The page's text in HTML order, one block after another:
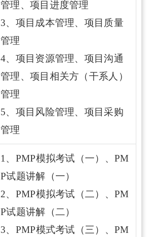
管理、项目进度管理
3、项目成本管理、项目质量
管理
4、项目资源管理、项目沟通
管理、项目相关方（干系人）
管理
5、项目风险管理、项目采购
管理
1、PMP模拟考试（一）、PM
P试题讲解（一）
2、PMP模拟考试（二）、PM
P试题讲解（二）
3、PMP模式考试（三）、PM